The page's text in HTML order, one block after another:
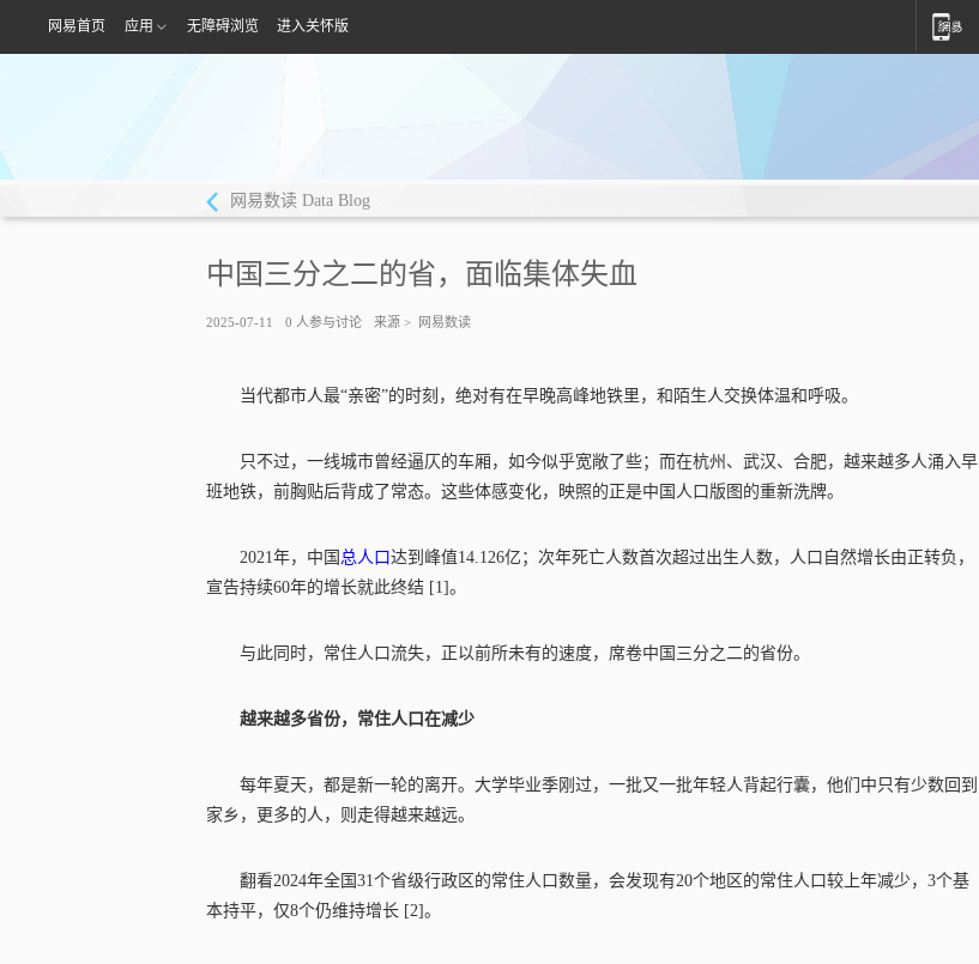
网易首页 应用 无障碍浏览 进入关怀版
网易数读 Data Blog
中国三分之二的省，面临集体失血
2025-07-11 0 人参与讨论 来源 > 网易数读
当代都市人最“亲密”的时刻，绝对有在早晚高峰地铁里，和陌生人交换体温和呼吸。
只不过，一线城市曾经逼仄的车厢，如今似乎宽敞了些；而在杭州、武汉、合肥，越来越多人涌入早
班地铁，前胸贴后背成了常态。这些体感变化，映照的正是中国人口版图的重新洗牌。
2021年，中国 总人口达到峰值14.126亿；次年死亡人数首次超过出生人数，人口自然增长由正转负，
宣告持续60年的增长就此终结 [1]。
与此同时，常住人口流失，正以前所未有的速度，席卷中国三分之二的省份。
越来越多省份，常住人口在减少
每年夏天，都是新一轮的离开。大学毕业季刚过，一批又一批年轻人背起行囊，他们中只有少数回到
家乡，更多的人，则走得越来越远。
翻看2024年全国31个省级行政区的常住人口数量，会发现有20个地区的常住人口较上年减少，3个基
本持平，仅8个仍维持增长 [2]。